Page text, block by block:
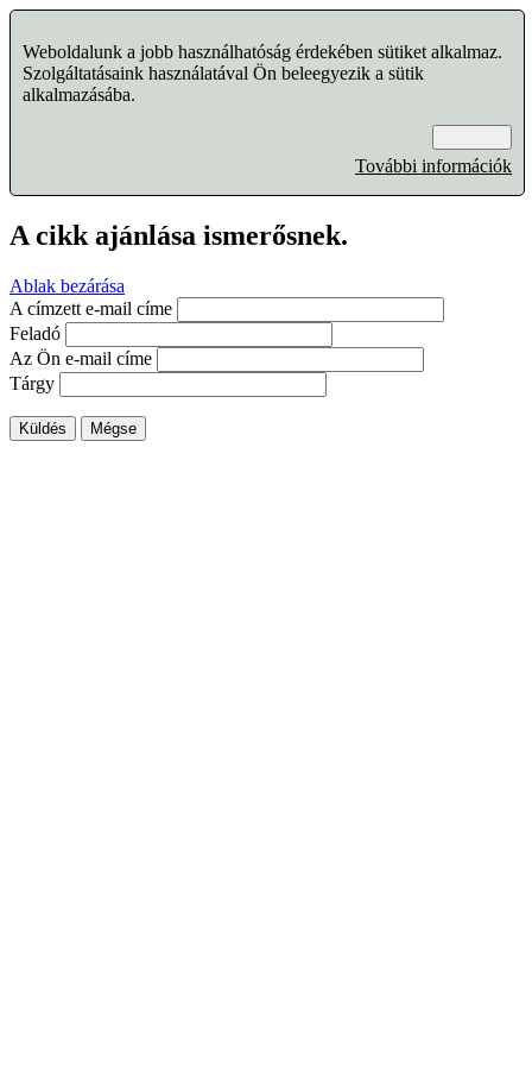
Weboldalunk a jobb használhatóság érdekében sütiket alkalmaz.
Szolgáltatásaink használatával Ön beleegyezik a sütik
alkalmazásába.
További információk
A cikk ajánlása ismerősnek.
Ablak bezárása
A címzett e-mail címe
Feladó
Az Ön e-mail címe
Tárgy
Küldés Mégse